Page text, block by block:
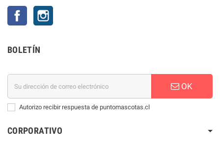
Facebook
BOLETÍN
OK
Autorizo recibir respuesta de puntomascotas.cl
CORPORATIVO